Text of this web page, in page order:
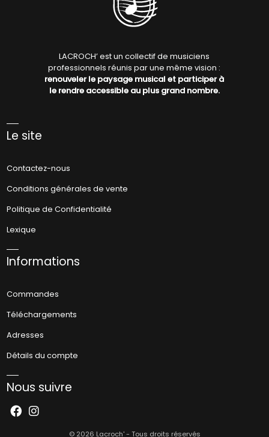
LACROCH’ est un collectif de musiciens
professionnels réunis par une même vision :
renouveler le paysage musical et participer à
le rendre accessible au plus grand nombre.
Le site
Contactez-nous
Conditions générales de vente
Politique de Confidentialité
Lexique
Informations
Commandes
Téléchargements
Adresses
Détails du compte
Nous suivre
© 2026 Lacroch' - Tous droits réservés